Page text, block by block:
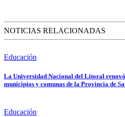
NOTICIAS RELACIONADAS
Educación
La Universidad Nacional del Litoral
municipios y comunas de la Provincia de
Educación